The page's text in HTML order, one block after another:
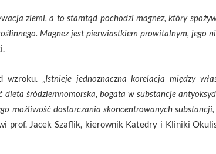
ziemi, a to stamtąd pochodzi magnez, który
Magnez jest pierwiastkiem prowitalnym, jego
wzroku. „Istnieje jednoznaczna korelacja między
śródziemnomorska, bogata w substancje
możliwość dostarczania skoncentrowanych
prof. Jacek Szaflik, kierownik Katedry i Kliniki